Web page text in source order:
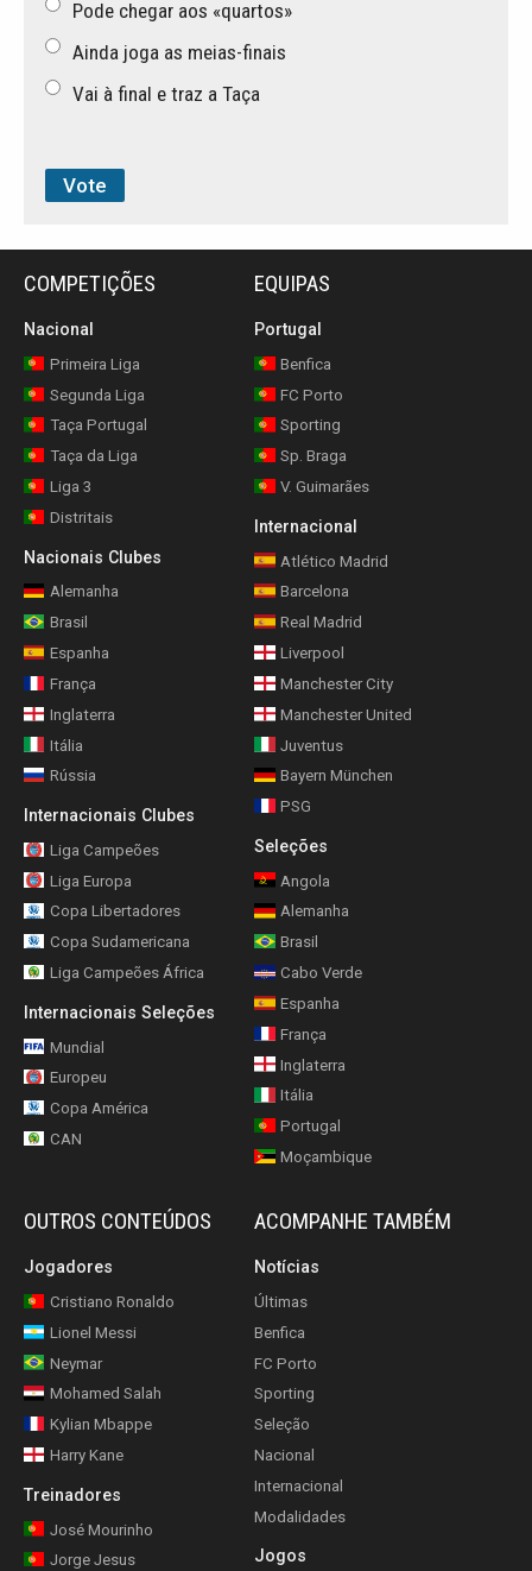
Pode chegar aos «quartos»
Ainda joga as meias-finais
Vai à final e traz a Taça
COMPETIÇÕES
Nacional
Primeira Liga
Segunda Liga
Taça Portugal
Taça da Liga
Liga 3
Distritais
Nacionais Clubes
Alemanha
Brasil
Espanha
França
Inglaterra
Itália
Rússia
Internacionais Clubes
Liga Campeões
Liga Europa
Copa Libertadores
Copa Sudamericana
Liga Campeões África
Internacionais Seleções
Mundial
Europeu
Copa América
CAN
EQUIPAS
Portugal
Benfica
FC Porto
Sporting
Sp. Braga
V. Guimarães
Internacional
Atlético Madrid
Barcelona
Real Madrid
Liverpool
Manchester City
Manchester United
Juventus
Bayern München
PSG
Seleções
Angola
Alemanha
Brasil
Cabo Verde
Espanha
França
Inglaterra
Itália
Portugal
Moçambique
OUTROS CONTEÚDOS
Jogadores
Cristiano Ronaldo
Lionel Messi
Neymar
Mohamed Salah
Kylian Mbappe
Harry Kane
Treinadores
José Mourinho
Jorge Jesus
ACOMPANHE TAMBÉM
Notícias
Últimas
Benfica
FC Porto
Sporting
Seleção
Nacional
Internacional
Modalidades
Jogos